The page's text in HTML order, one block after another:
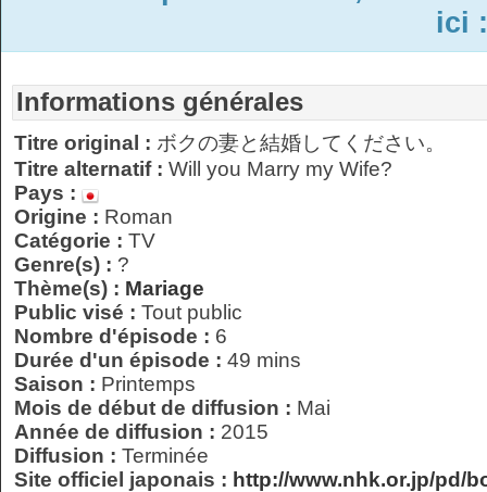
ici
Informations générales
Titre original : ボクの妻と結婚してください。
Titre alternatif : Will you Marry my Wife?
Pays :
Origine : Roman
Catégorie : TV
Genre(s) : ?
Thème(s) : Mariage
Public visé : Tout public
Nombre d'épisode : 6
Durée d'un épisode : 49 mins
Saison : Printemps
Mois de début de diffusion : Mai
Année de diffusion : 2015
Diffusion : Terminée
Site officiel japonais : http://www.nhk.or.jp/pd/